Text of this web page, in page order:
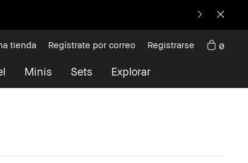
Minis Sets Explorar
tienda Regístrate por correo Registrarse 0